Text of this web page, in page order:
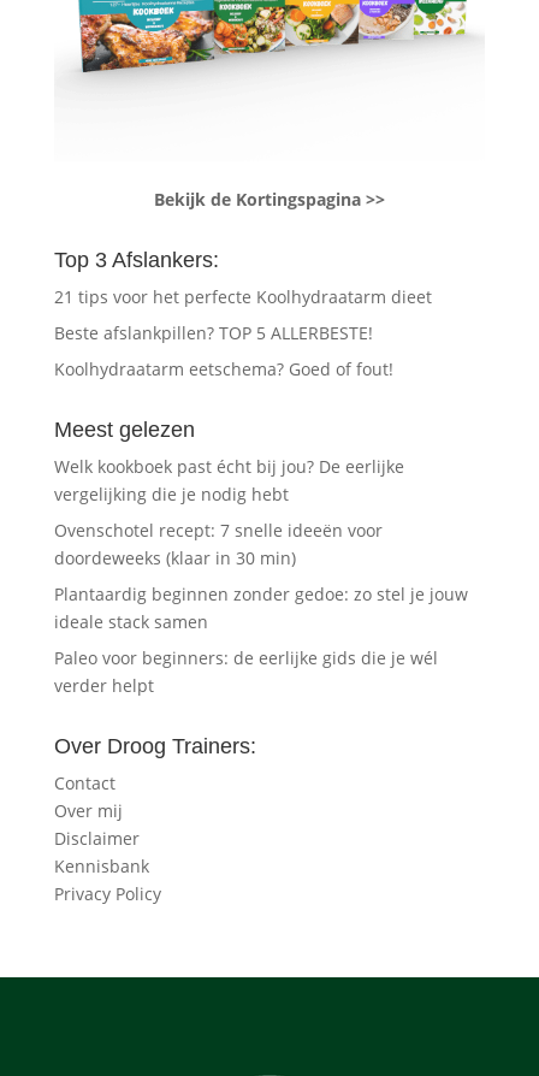
Bekijk de Kortingspagina >>
Top 3 Afslankers:
21 tips voor het perfecte Koolhydraatarm dieet
Beste afslankpillen? TOP 5 ALLERBESTE!
Koolhydraatarm eetschema? Goed of fout!
Meest gelezen
Welk kookboek past écht bij jou? De eerlijke
vergelijking die je nodig hebt
Ovenschotel recept: 7 snelle ideeën voor
doordeweeks (klaar in 30 min)
Plantaardig beginnen zonder gedoe: zo stel je jouw
ideale stack samen
Paleo voor beginners: de eerlijke gids die je wél
verder helpt
Over Droog Trainers:
Contact
Over mij
Disclaimer
Kennisbank
Privacy Policy